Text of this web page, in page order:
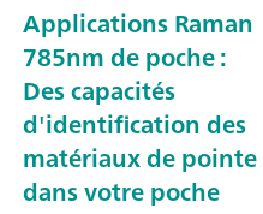
Applications Raman
785nm de poche :
Des capacités
d'identification des
matériaux de pointe
dans votre poche